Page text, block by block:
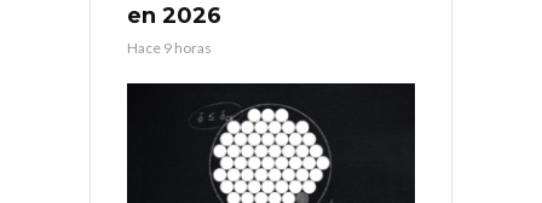
en 2026
Hace 9 horas